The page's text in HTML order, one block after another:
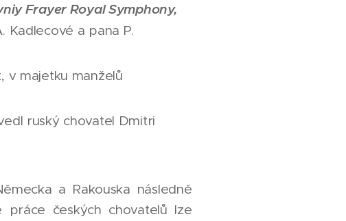
Frayer Royal Symphony,
Kadlecové a pana P.
v majetku manželů
ruský chovatel Dmitri
a Rakouska následně
práce českých chovatelů lze